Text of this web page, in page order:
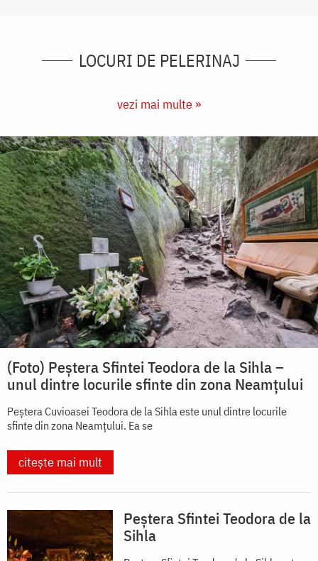
LOCURI DE PELERINAJ
vezi mai multe »
(Foto) Peștera Sfintei Teodora de la Sihla –
unul dintre locurile sfinte din zona Neamțului
Peștera Cuvioasei Teodora de la Sihla este unul dintre locurile
sfinte din zona Neamțului. Ea se
citește mai mult
Peștera Sfintei Teodora de la
Sihla